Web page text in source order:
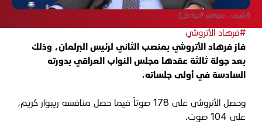
(أرشيف ـ مواقع التواصل)
#فرهاد الأتروشي
فاز فرهاد الأتروشي بمنصب الثاني لرئيس البرلمان، وذلك
بعد جولة ثالثة عقدها مجلس النواب العراقي بدورته
السادسة في أولى جلساته.
وحصل الأتروشي على 178 صوتاً فيما حصل منافسه ريبوار كريم،
على 104 صوت.